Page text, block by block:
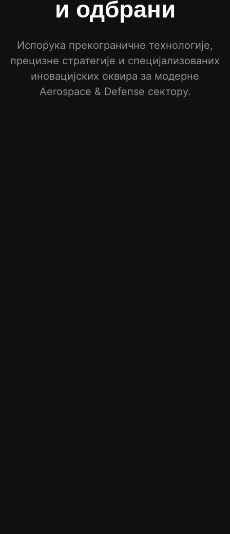
и одбрани
Испорука прекограничне технологије,
прецизне стратегије и специјализованих
иновацијских оквира за модерне
Aerospace & Defense сектору.